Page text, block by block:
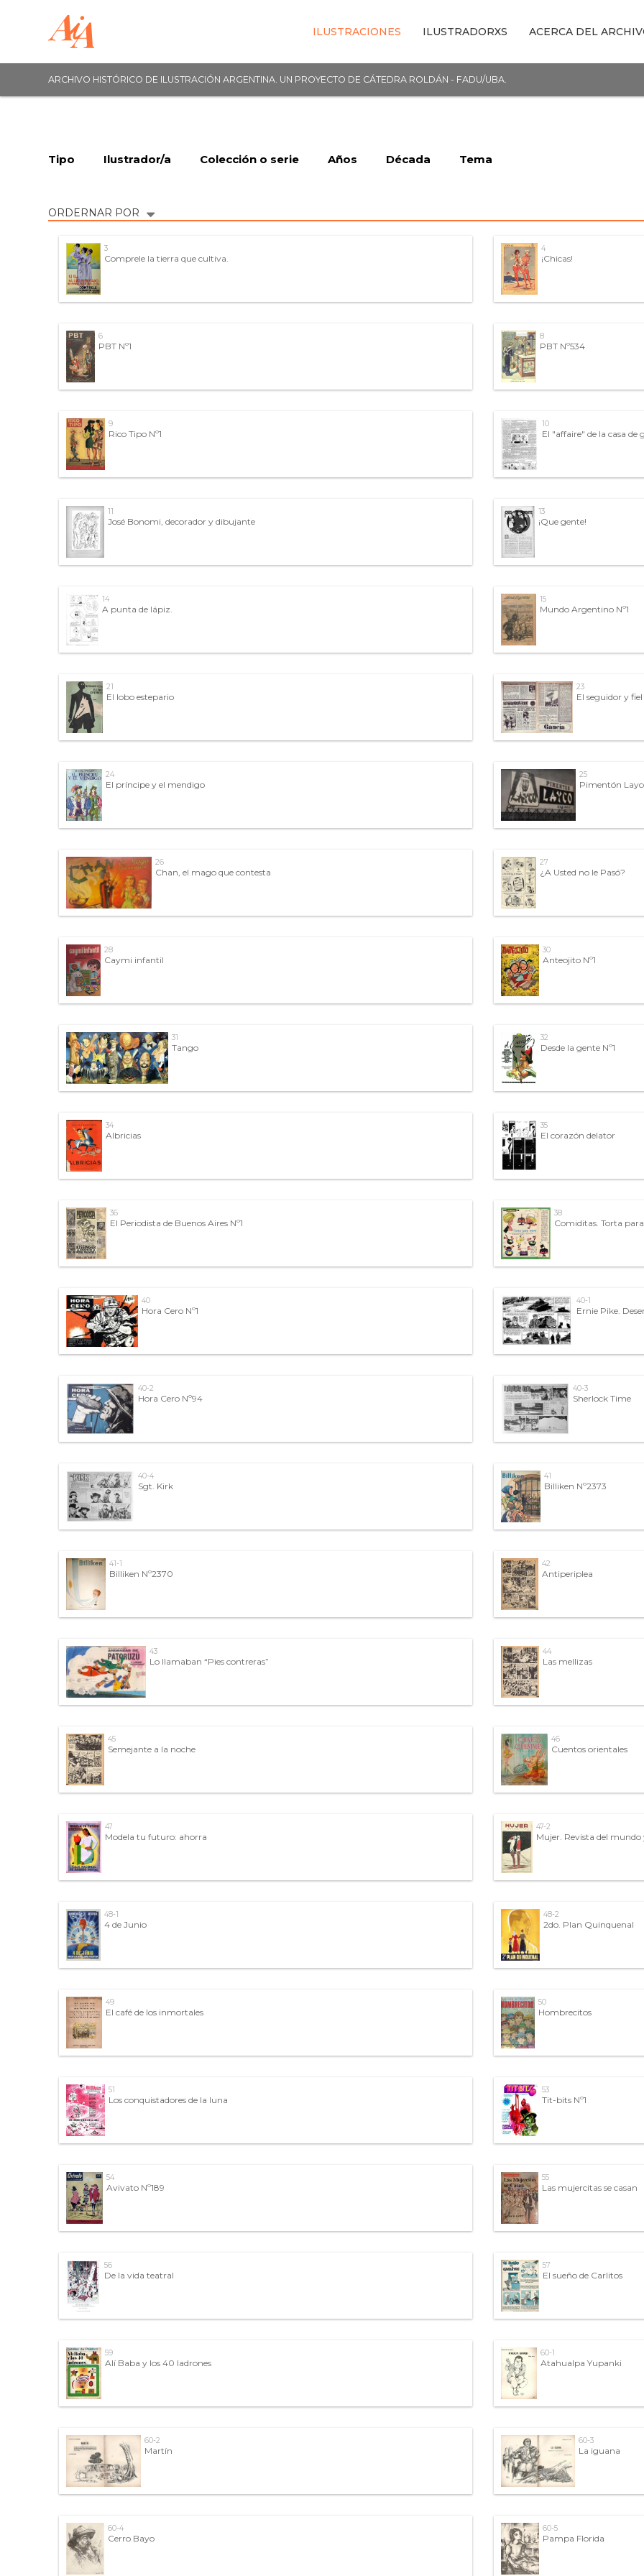
ILUSTRACIONES ILUSTRADORXS ACERCA DEL
ARCHIVO HISTÓRICO DE ILUSTRACIÓN ARGENTINA. UN PROYECTO DE CÁTEDRA ROLDÁN - FADU/UBA.
Tipo Ilustrador/a Colección o serie Años Década Tema
ORDERNAR POR
3
Comprele la tierra que cultiva.
4
¡Chicas!
6
PBT Nº1
8
PBT Nº534
9
Rico Tipo Nº1
10
El "affaire" de la casa de
11
José Bonomi, decorador y dibujante
13
¡Que gente!
14
A punta de lápiz.
15
Mundo Argentino Nº1
21
El lobo estepario
23
El seguidor y fiel
24
El príncipe y el mendigo
25
Pimentón
26
Chan, el mago que contesta
27
¿A Usted no le Pasó?
28
Caymi infantil
30
Anteojito Nº1
31
Tango
32
Desde la gente Nº1
34
Albricias
35
El corazón delator
36
El Periodista de Buenos Aires Nº1
38
Comiditas. Torta
40
Hora Cero Nº1
40-1
Ernie Pike.
40-2
Hora Cero Nº94
40-3
Sherlock Time
40-4
Sgt. Kirk
41
Billiken Nº2373
41-1
Billiken Nº2370
42
Antiperiplea
43
Lo llamaban “Pies contreras”
44
Las mellizas
45
Semejante a la noche
46
Cuentos orientales
47
Modela tu futuro: ahorra
47-2
Mujer. Revista del mundo
48-1
4 de Junio
48-2
2do. Plan Quinquenal
49
El café de los inmortales
50
Hombrecitos
51
Los conquistadores de la luna
53
Tit-bits Nº1
54
Avivato Nº189
55
Las mujercitas se casan
56
De la vida teatral
57
El sueño de Carlitos
59
Alí Baba y los 40 ladrones
60-1
Atahualpa Yupanki
60-2
Martín
60-3
La iguana
60-4
Cerro Bayo
60-5
Pampa Florida